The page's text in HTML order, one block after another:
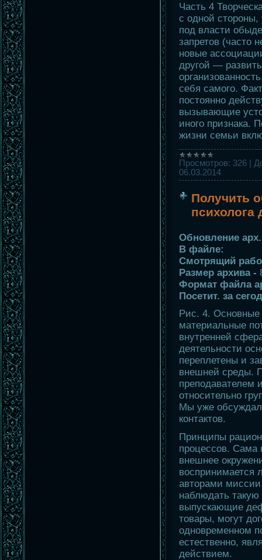
Часть 4
с одной
под власти
запретов (часто
новые
другой —
себя самого.
постоянно
вызывающие
иного признака.
жизни семьи
Просмотров: 326
06.03.2014
Получить
психолога
Обновление
В файле:
Смотрящий
Размер архива -
Формат файла
Посетит. за
Рис. 4.
материальные
внутренней
деятельности
переплетены и
внешней среды.
преподавателем
относительно
Мы уже
контактов.
Принципы
процессов. Сама
внешнее
воспринимается
авторами
наблюдать такую
выпускающие
товары, могут
одновременном
естественно,
действием.